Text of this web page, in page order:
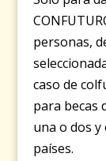
personas,
caso de
para becas
una o dos y
países.